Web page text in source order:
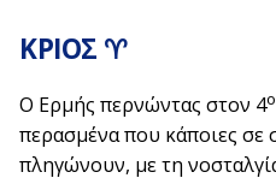
ΚΡΙΟΣ ♈
Ο Ερμής περνώντας στον 4ο
περασμένα που κάποιες σε
πληγώνουν, με τη